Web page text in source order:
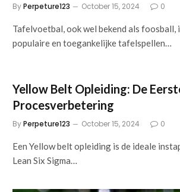
ByPerpeture123 October 15, 2024 0
Tafelvoetbal, ook wel bekend als foosball,
populaire en toegankelijke tafelspellen…
Yellow Belt Opleiding: De
Procesverbetering
ByPerpeture123 October 15, 2024 0
Een Yellow belt opleiding is de ideale
Lean Six Sigma…